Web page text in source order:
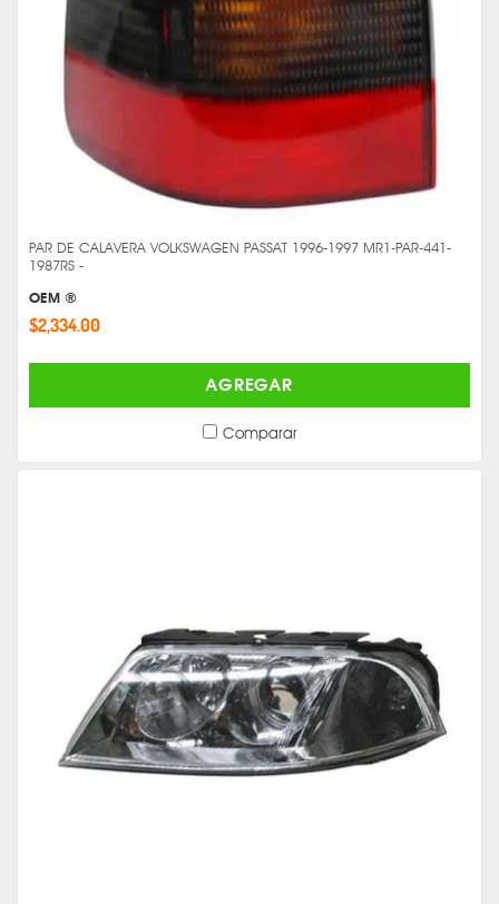
PAR DE CALAVERA VOLKSWAGEN PASSAT 1996-1997 MR1-PAR-441-
1987RS -
OEM ®
$2,334.00
AGREGAR
Comparar